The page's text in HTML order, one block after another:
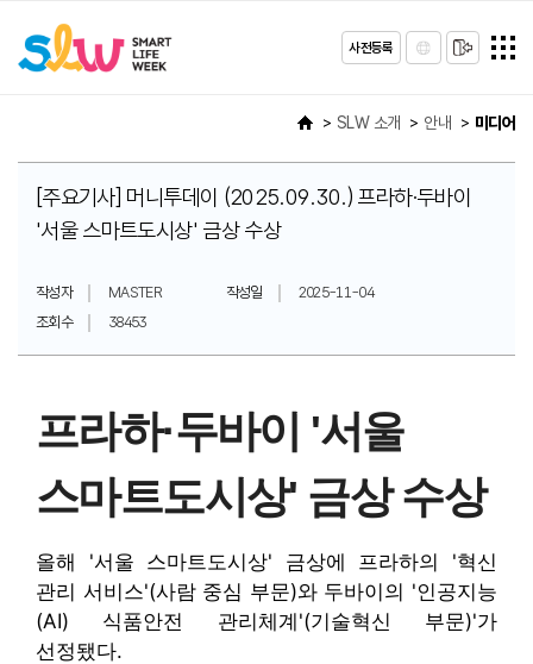
사전등록
SLW 소개 안내 미디어
[주요기사] 머니투데이 (2025.09.30.) 프라하·두바이
'서울 스마트도시상' 금상 수상
작성자 MASTER 작성일
2025-11-04
조회수
38453
프라하·두바이 '서울
스마트도시상' 금상 수상
올해 '서울 스마트도시상' 금상에 프라하의 '혁신
관리 서비스'(사람 중심 부문)와 두바이의 '인공지능
(AI) 식품안전 관리체계'(기술혁신 부문)'가
선정됐다.